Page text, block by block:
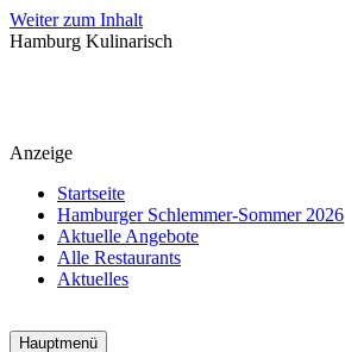
Weiter zum Inhalt
Hamburg Kulinarisch
Anzeige
Startseite
Hamburger Schlemmer-Sommer 2026
Aktuelle Angebote
Alle Restaurants
Aktuelles
Hauptmenü